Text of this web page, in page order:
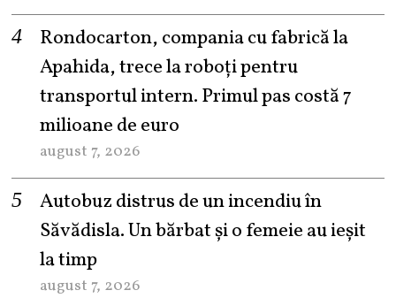
Rondocarton, compania cu fabrică la
Apahida, trece la roboți pentru
transportul intern. Primul pas costă 7
milioane de euro
august 7, 2026
Autobuz distrus de un incendiu în
Săvădisla. Un bărbat și o femeie au ieșit
la timp
august 7, 2026